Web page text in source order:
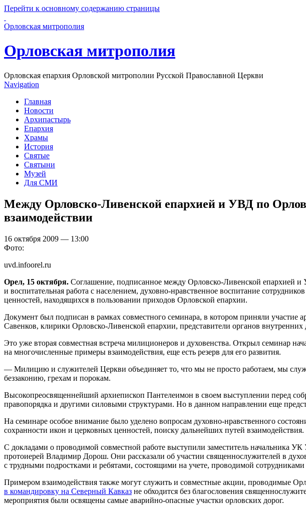
Перейти к основному содержанию страницы
Орловская митрополия
Орловская митрополия
Орловская епархия Орловской митрополии Русской Православной Церкви
Navigation
Главная
Новости
Архипастырь
Епархия
Храмы
История
Святые
Святыни
Музей
Для СМИ
Между Орловско-Ливенской епархией и УВД по
взаимодействии
16 октября 2009 — 13:00
Фото:
uvd.infoorel.ru
Орел, 15 октября. Соглашение, подписанное между Орловско-Ливенской епархией и
и воспитательная работа с населением, духовно-нравственное воспитание
ценностей, находящихся в пользовании приходов Орловской епархии.
Документ был подписан в рамках совместного семинара, в котором приняли
Савенков, клирики Орловско-Ливенской епархии, представители органов
Это уже вторая совместная встреча милиционеров и духовенства. Открыл семинар
на многочисленные примеры взаимодействия, еще есть резерв для его развития.
— Милицию и служителей Церкви объединяет то, что мы не просто работаем, мы
беззаконию, грехам и порокам.
Высокопреосвященнейший архиепископ Пантелеимон в своем выступлении перед
правопорядка и другими силовыми структурами. Но в данном направлении еще
На семинаре особое внимание было уделено вопросам духовно-нравственного
сохранности икон и церковных ценностей, поиску дальнейших путей взаимодействия.
С докладами о проводимой совместной работе выступили заместитель начальника
протоиерей Владимир Дорош. Они рассказали об участии священнослужителей в
с трудными подростками и ребятами, состоящими на учете, проводимой
Примером взаимодействия также могут служить и совместные акции, проводимые
в командировку на Северный Кавказ не обходится без благословения
мероприятия были освящены самые аварийно-опасные участки орловских дорог.